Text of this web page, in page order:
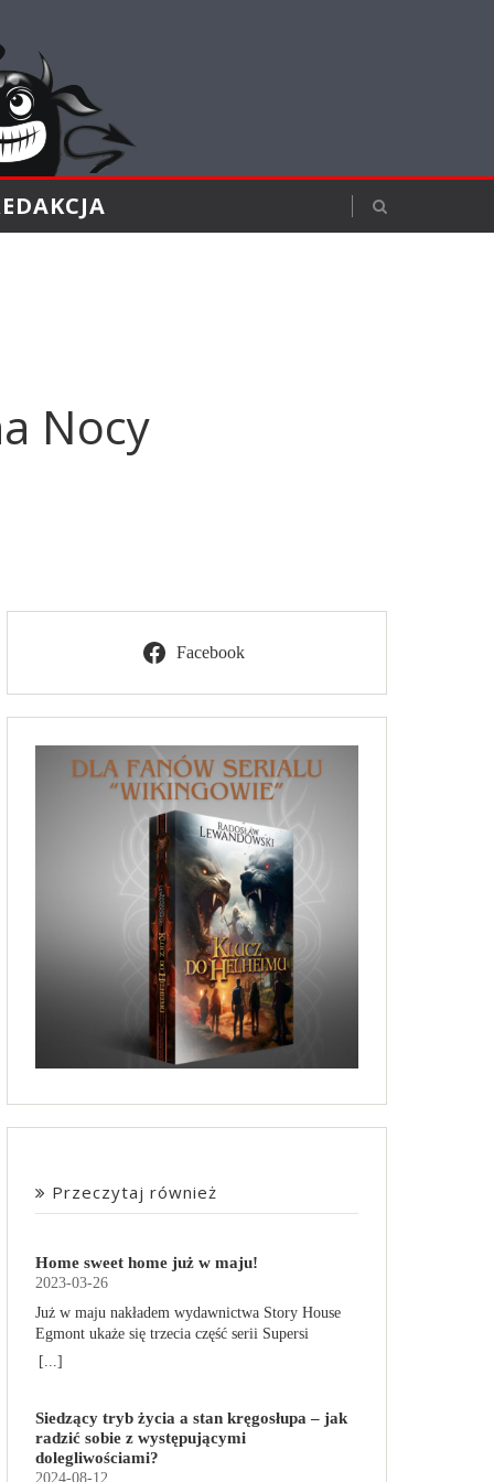
Nocy
Facebook
Przeczytaj również
Home sweet home już w maju!
2023-03-26
Już w maju nakładem wydawnictwa Story House
Egmont ukaże się trzecia część serii Supersi
scenarzysty Frederic Maupome. Ten tom nosi tytuł
obdarzone supermocami i wspomagane przez
robota o imieniu Al. Są rozdarte między chęcią
prowadzenia normalnego życia wśród ludzi a
[...]
Siedzący tryb życia a stan kręgosłupa – jak
radzić sobie z występującymi
dolegliwościami?
2024-08-12